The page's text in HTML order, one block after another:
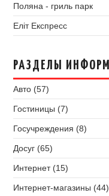
Поляна - гриль парк
Еліт Експресс
РАЗДЕЛЫ
Авто (57)
Гостиницы (7)
Госучреждения (8)
Досуг (65)
Интернет (15)
Интернет-магазины (44)